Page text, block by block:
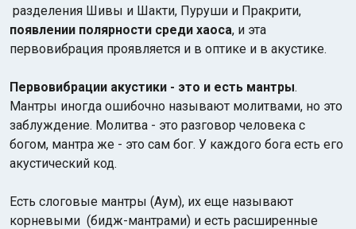
разделения Шивы и Шакти, Пуруши и Пракрити,
появлении полярности среди хаоса, и эта
первовибрация проявляется и в оптике и в акустике.
Первовибрации акустики - это и есть мантры.
Мантры иногда ошибочно называют молитвами, но это
заблуждение. Молитва - это разговор человека с
богом, мантра же - это сам бог. У каждого бога есть его
акустический код.
Есть слоговые мантры (Аум), их еще называют
корневыми (бидж-мантрами) и есть расширенные